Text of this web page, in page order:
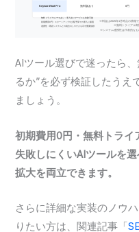
AIツール選びで迷ったら
るか”を必ず検証したうえ
ましょう。
初期費用0円・無料トライ
失敗しにくいAIツールを
拡大を両立できます。
さらに詳細な実装のノウ
りたい方は、関連記事「